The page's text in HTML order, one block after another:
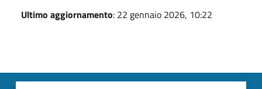
Ultimo aggiornamento: 22 gennaio 2026, 10:22